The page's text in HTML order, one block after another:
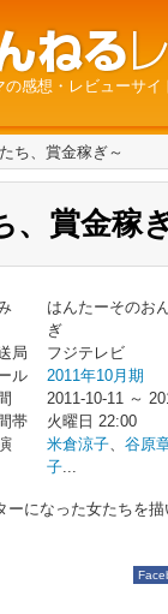
の感想・レビューサイ
ち、賞金稼ぎ～
、賞金稼
はんたーそのお
ぎ
局
フジテレビ
ル
2011年10月期
2011-10-11 ～
帯
火曜日 22:00
米倉涼子、 谷原
子...
になった女たちを描